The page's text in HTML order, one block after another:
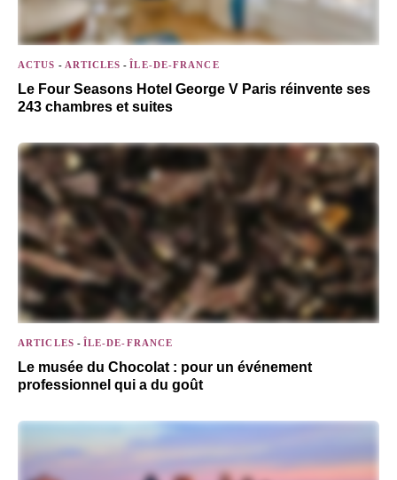
ACTUS - ARTICLES -ÎLE-DE-FRANCE
Le Four Seasons Hotel George V Paris réinvente ses
243 chambres et suites
ARTICLES - ÎLE-DE-FRANCE
Le musée du Chocolat : pour un événement
professionnel qui a du goût